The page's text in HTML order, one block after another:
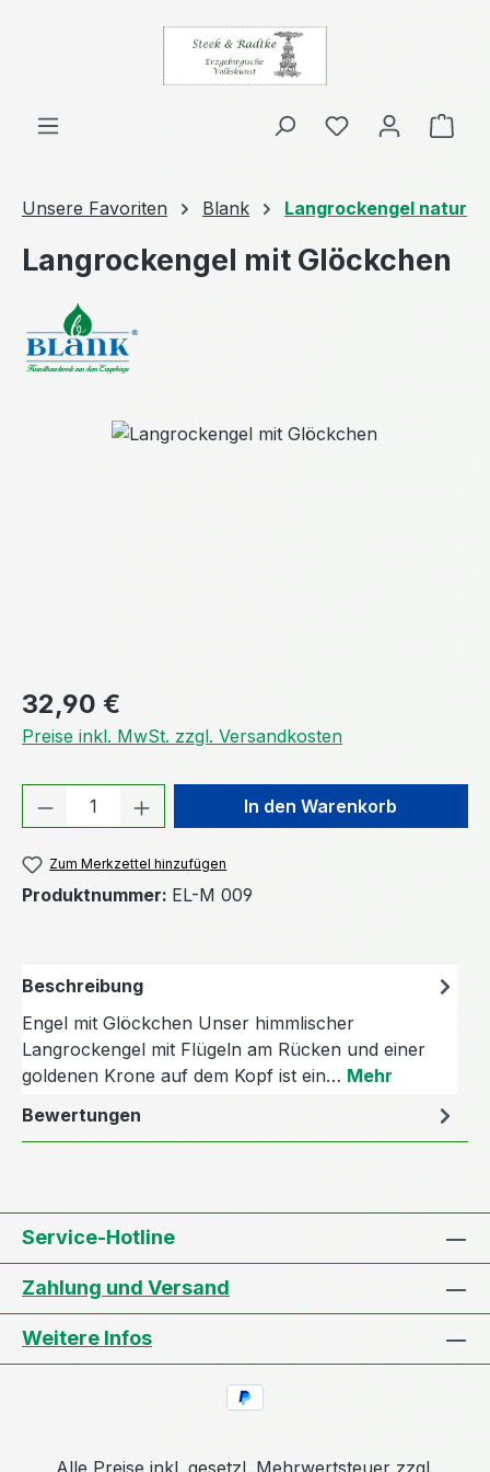
Zum Hauptinhalt springen
Unsere Favoriten Blank Langrockengel natur
Langrockengel mit Glöckchen
Bildergalerie überspringen
Regulärer Preis:
32,90 €
Preise inkl. MwSt. zzgl. Versandkosten
Produkt Anzahl: Gib denIn den Warenkorb
Zum Merkzettel hinzufügen
Produktnummer: EL-M 009
Beschreibung
Engel mit Glöckchen Unser himmlischer
Langrockengel mit Flügeln am Rücken und einer
goldenen Krone auf dem Kopf ist ein… Mehr
Bewertungen
Service-Hotline
Zahlung und Versand
Weitere Infos
Alle Preise inkl. gesetzl. Mehrwertsteuer zzgl.